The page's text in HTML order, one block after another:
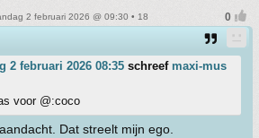
2 februari 2026 @ 09:30 • 18
2 februari 2026 08:35 schreef maxi-mus
voor @:coco
Dat streelt mijn ego.